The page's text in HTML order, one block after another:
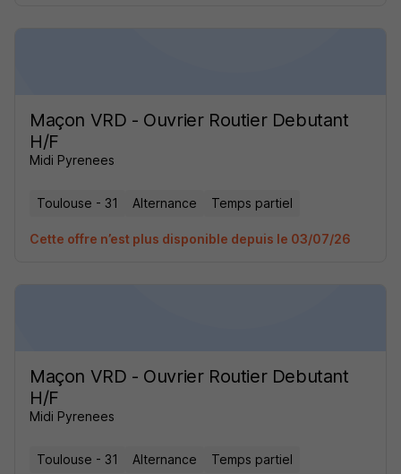
Maçon VRD - Ouvrier Routier Debutant
H/F
Midi Pyrenees
Toulouse - 31 Alternance Temps partiel
Cette offre n’est plus disponible depuis le 03/07/26
Maçon VRD - Ouvrier Routier Debutant
H/F
Midi Pyrenees
Toulouse - 31 Alternance Temps partiel